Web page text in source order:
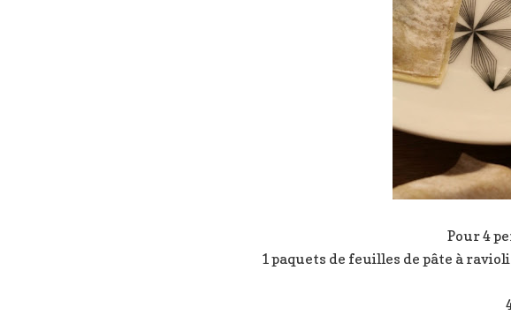
Pour 4
1 paquets de feuilles de pâte à